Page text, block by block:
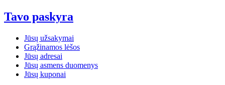
Tavo paskyra
Jūsų užsakymai
Grąžinamos lėšos
Jūsų adresai
Jūsų asmens duomenys
Jūsų kuponai